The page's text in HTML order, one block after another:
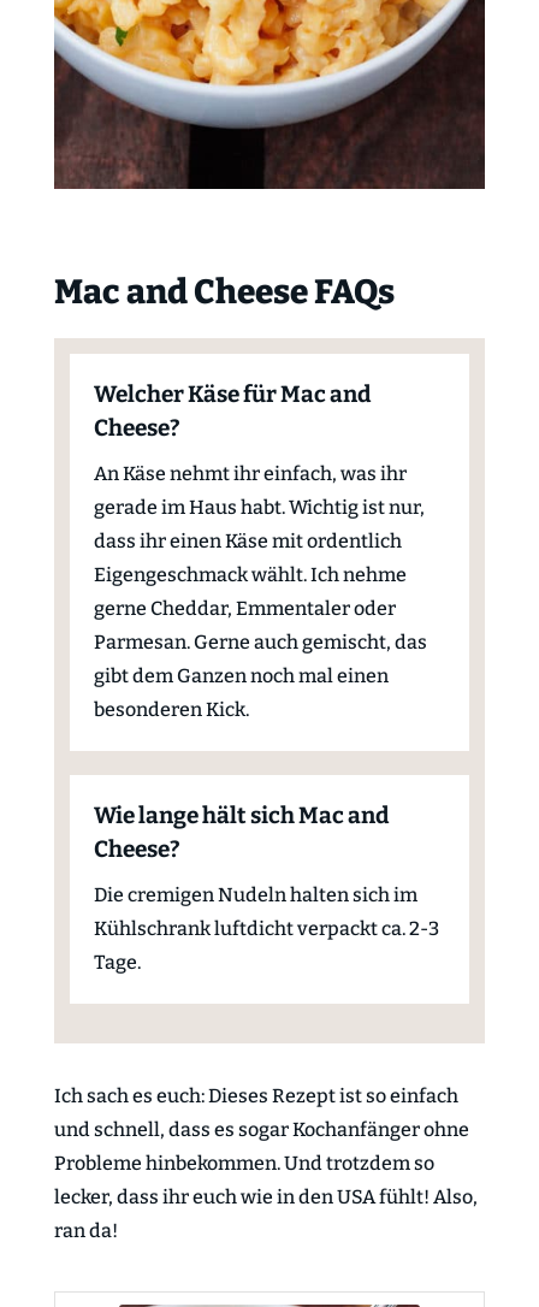
Mac and Cheese FAQs
Welcher Käse für Mac and
Cheese?
An Käse nehmt ihr einfach, was ihr
gerade im Haus habt. Wichtig ist nur,
dass ihr einen Käse mit ordentlich
Eigengeschmack wählt. Ich nehme
gerne Cheddar, Emmentaler oder
Parmesan. Gerne auch gemischt, das
gibt dem Ganzen noch mal einen
besonderen Kick.
Wie lange hält sich Mac and
Cheese?
Die cremigen Nudeln halten sich im
Kühlschrank luftdicht verpackt ca. 2-3
Tage.
Ich sach es euch: Dieses Rezept ist so einfach
und schnell, dass es sogar Kochanfänger ohne
Probleme hinbekommen. Und trotzdem so
lecker, dass ihr euch wie in den USA fühlt! Also,
ran da!